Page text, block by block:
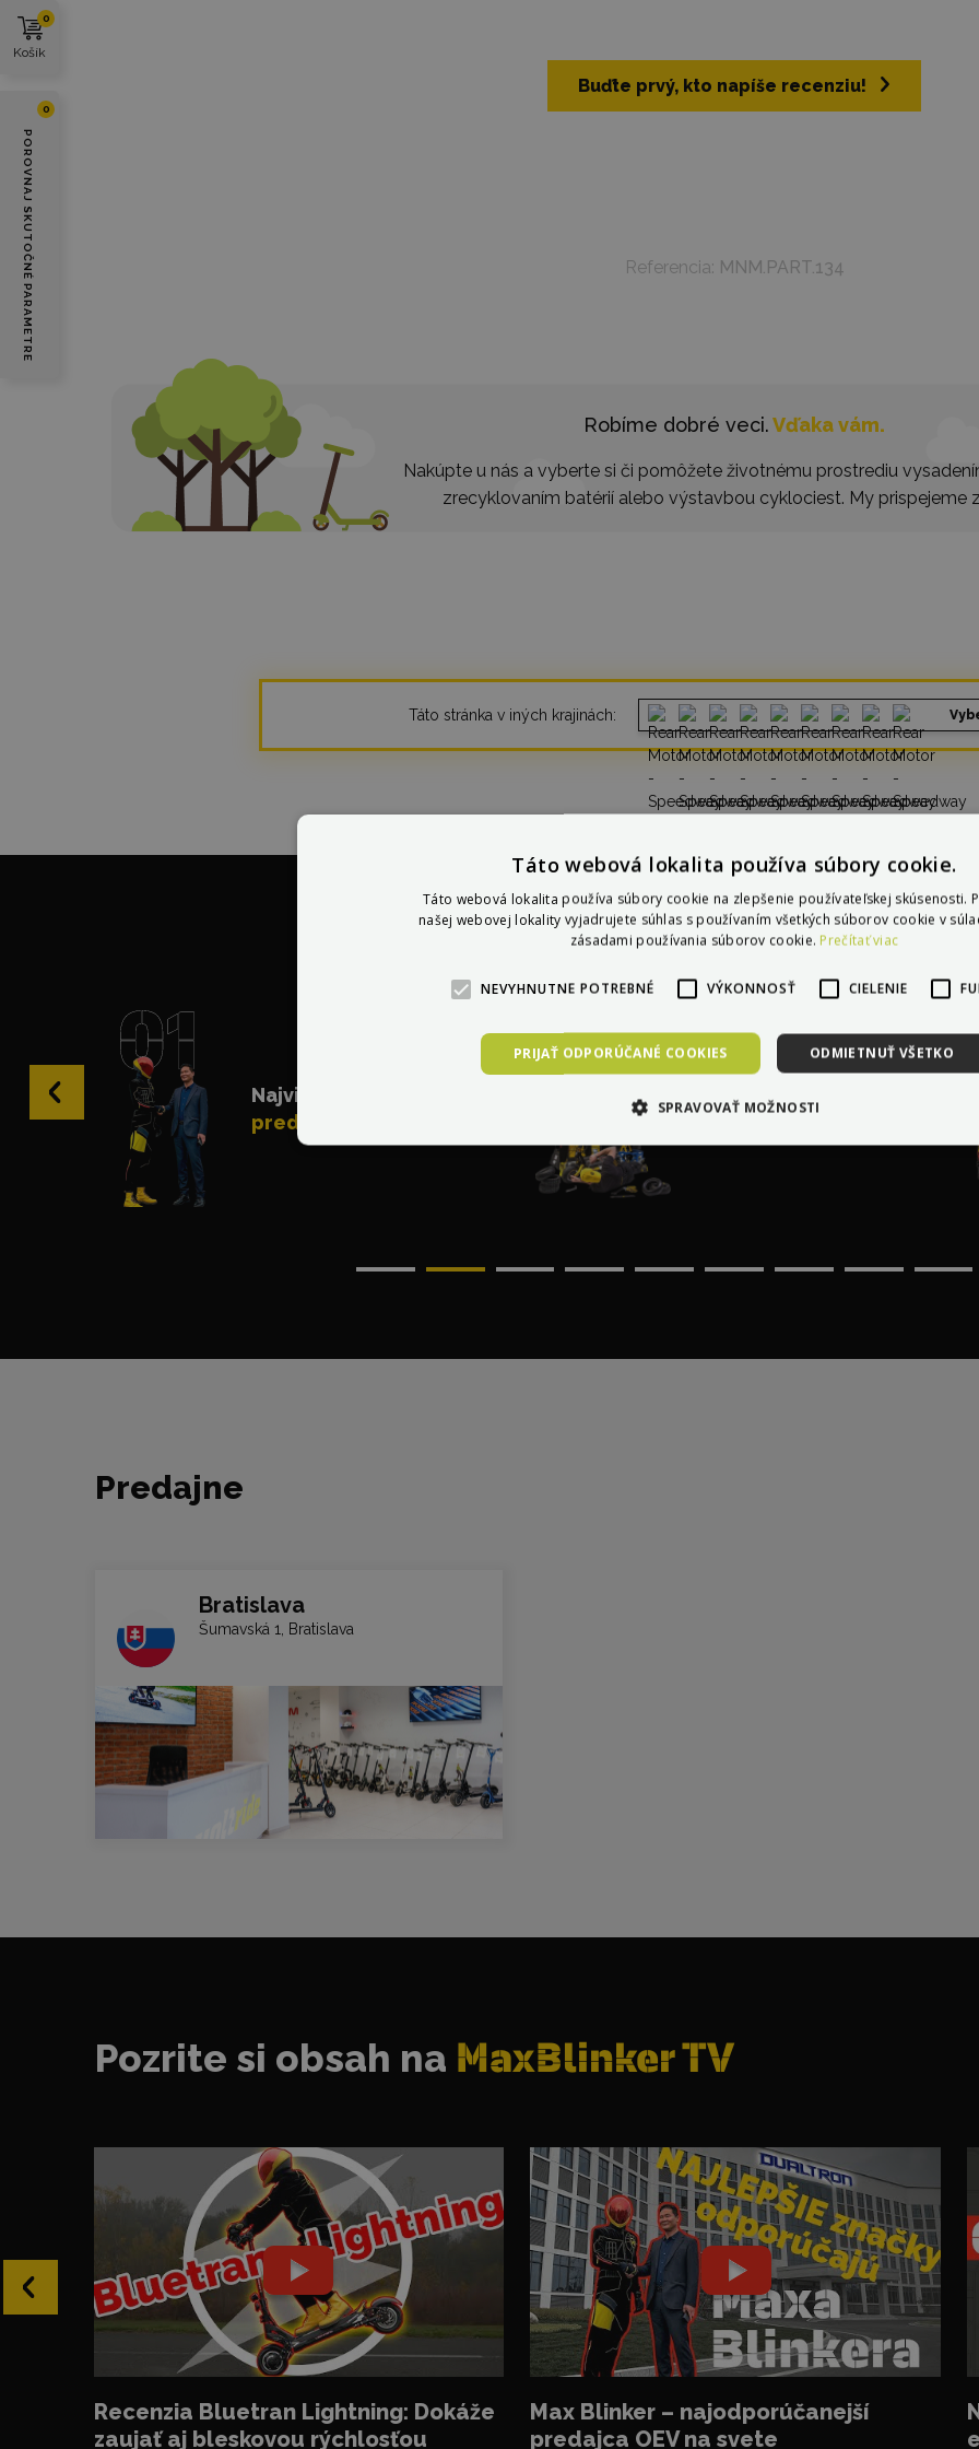
Buďte prvý, kto napíše recenziu!
Referencia: MNM.PART.134
Robíme dobré veci.Vďaka vám.
Nakúpte u nás a vyberte si či pomôžete životnému prostrediu
zrecyklovaním batérií alebo výstavbou cyklociest. My prispejeme
Táto stránka v iných krajinách:
V čom jeMax Blinker
Najviac odporúčaný
predajca na svete
Profesionálny servis u vás
‹
Predajne
Bratislava
Šumavská 1, Bratislava
Pozrite si obsah na MaxBlinker TV
Recenzia Bluetran Lightning: Dokáže
zaujať aj bleskovou rýchlosťou
Max Blinker – najodporúčanejší
predajca OEV na svete
‹
Košík
0
POROVNAJ SKUTOČNÉ PARAMETRE
0
Táto webová lokalita používa súbory cookie.
Táto webová lokalita používa súbory cookie na zlepšenie používateľskej skúsenosti.
našej webovej lokality vyjadrujete súhlas s používaním všetkých súborov cookie v
zásadami používania súborov cookie. Prečítať viac
NEVYHNUTNE POTREBNÉ VÝKONNOSŤ CIELENIE
PRIJAŤ ODPORÚČANÉ COOKIES ODMIETNUŤ VŠETKO
SPRAVOVAŤ MOŽNOSTI